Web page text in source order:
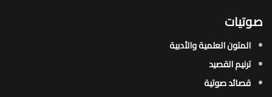
صوتيات
المتون العلمية والأدبية
ترنيم القصيد
قصائد صوتية